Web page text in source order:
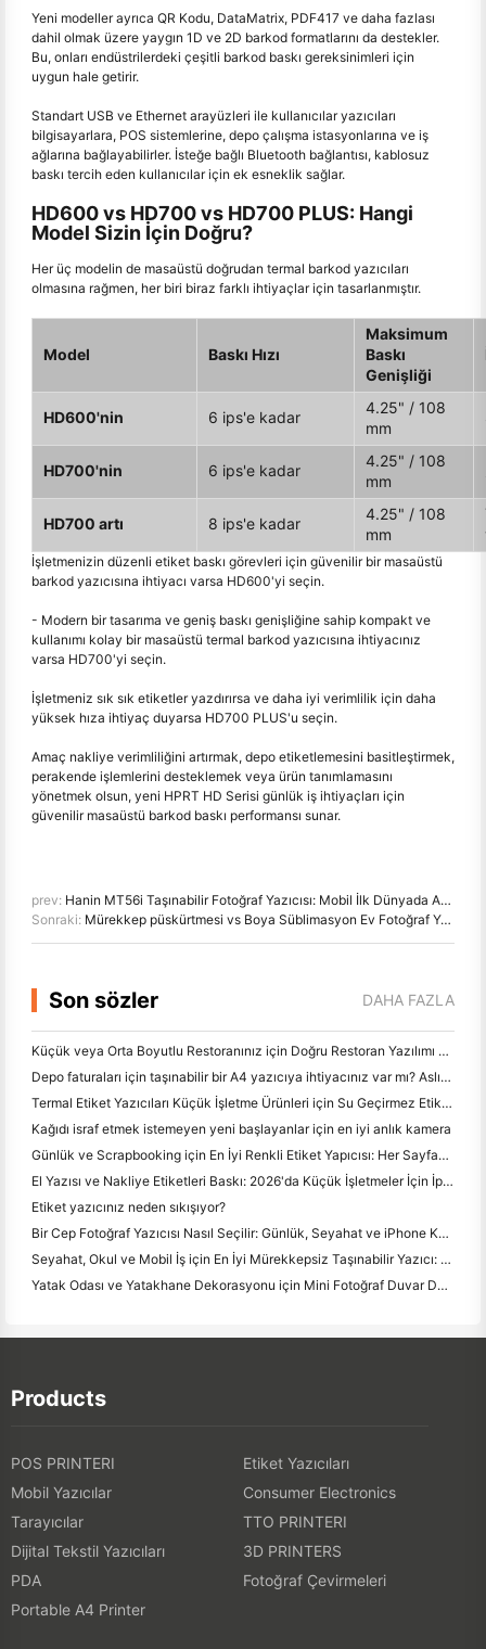
Yeni modeller ayrıca QR Kodu, DataMatrix, PDF417 ve daha fazlası
dahil olmak üzere yaygın 1D ve 2D barkod formatlarını da destekler.
Bu, onları endüstrilerdeki çeşitli barkod baskı gereksinimleri için
uygun hale getirir.
Standart USB ve Ethernet arayüzleri ile kullanıcılar yazıcıları
bilgisayarlara, POS sistemlerine, depo çalışma istasyonlarına ve iş
ağlarına bağlayabilirler. İsteğe bağlı Bluetooth bağlantısı, kablosuz
baskı tercih eden kullanıcılar için ek esneklik sağlar.
HD600 vs HD700 vs HD700 PLUS: Hangi
Model Sizin İçin Doğru?
Her üç modelin de masaüstü doğrudan termal barkod yazıcıları
olmasına rağmen, her biri biraz farklı ihtiyaçlar için tasarlanmıştır.
Model Baskı Hızı
Maksimum
Baskı
Genişliği
HD600'nin 6 ips'e kadar
4.25" / 108
mm
HD700'nin 6 ips'e kadar
4.25" / 108
mm
HD700 artı 8 ips'e kadar
4.25" / 108
mm
İşletmenizin düzenli etiket baskı görevleri için güvenilir bir masaüstü
barkod yazıcısına ihtiyacı varsa HD600'yi seçin.
- Modern bir tasarıma ve geniş baskı genişliğine sahip kompakt ve
kullanımı kolay bir masaüstü termal barkod yazıcısına ihtiyacınız
varsa HD700'yi seçin.
İşletmeniz sık sık etiketler yazdırırsa ve daha iyi verimlilik için daha
yüksek hıza ihtiyaç duyarsa HD700 PLUS'u seçin.
Amaç nakliye verimliliğini artırmak, depo etiketlemesini basitleştirmek,
perakende işlemlerini desteklemek veya ürün tanımlamasını
yönetmek olsun, yeni HPRT HD Serisi günlük iş ihtiyaçları için
güvenilir masaüstü barkod baskı performansı sunar.
prev: Hanin MT56i Taşınabilir Fotoğraf Yazıcısı: Mobil İlk Dünyada Anında Baskı için Tasarılmıştır
Sonraki: Mürekkep püskürtmesi vs Boya Süblimasyon Ev Fotoğraf Yazıcıları: Farklılıklar, Maliyet ve Öneriler
Son sözler DAHA FAZLA
Küçük veya Orta Boyutlu Restoranınız için Doğru Restoran Yazılımı Nasıl Seçilir
Depo faturaları için taşınabilir bir A4 yazıcıya ihtiyacınız var mı? Aslında ne çalışır
Termal Etiket Yazıcıları Küçük İşletme Ürünleri için Su Geçirmez Etiketler Yapabilir mi?
Kağıdı israf etmek istemeyen yeni başlayanlar için en iyi anlık kamera
Günlük ve Scrapbooking için En İyi Renkli Etiket Yapıcısı: Her Sayfaya Daha Fazla Renk Ekle
El Yazısı ve Nakliye Etiketleri Baskı: 2026'da Küçük İşletmeler İçin İpuçları
Etiket yazıcınız neden sıkışıyor?
Bir Cep Fotoğraf Yazıcısı Nasıl Seçilir: Günlük, Seyahat ve iPhone Kullanıcıları için Tam Bir Kılavuz
Seyahat, Okul ve Mobil İş için En İyi Mürekkepsiz Taşınabilir Yazıcı: Hanin MT620 Pro İnceleme
Yatak Odası ve Yatakhane Dekorasyonu için Mini Fotoğraf Duvar Düzenleme Fikirleri ve İpuçları
Products
POS PRINTERI
Etiket Yazıcıları
Mobil Yazıcılar
Consumer Electronics
Tarayıcılar
TTO PRINTERI
Dijital Tekstil Yazıcıları
3D PRINTERS
PDA
Fotoğraf Çevirmeleri
Portable A4 Printer